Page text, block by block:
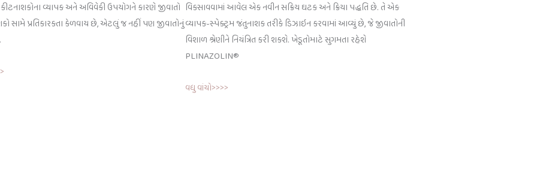
વ્યાપક અને અવિવેકી ઉપયોગને કારણે જીવાતો
સામે પ્રતિકારકતા કેળવાય છે, એટલું જ નહીં પણ જીવાતોનું
વિકસાવવામાં આવેલ એક નવીન સક્રિય ઘટક અને ક્રિયા પદ્ધતિ છે. તે એક
વ્યાપક-સ્પેક્ટ્રમ જંતુનાશક તરીકે ડિઝાઇન કરવામાં આવ્યું છે, જે જીવાતોની
વિશાળ શ્રેણીને નિયંત્રિત કરી શકશે. ખેડૂતોમાટે સુગમતા રહેશે
PLINAZOLIN®
વધુ વાંચો>>>>